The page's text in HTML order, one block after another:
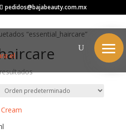
pedidos@bajabeauty.com.mx
“essential_haircare”